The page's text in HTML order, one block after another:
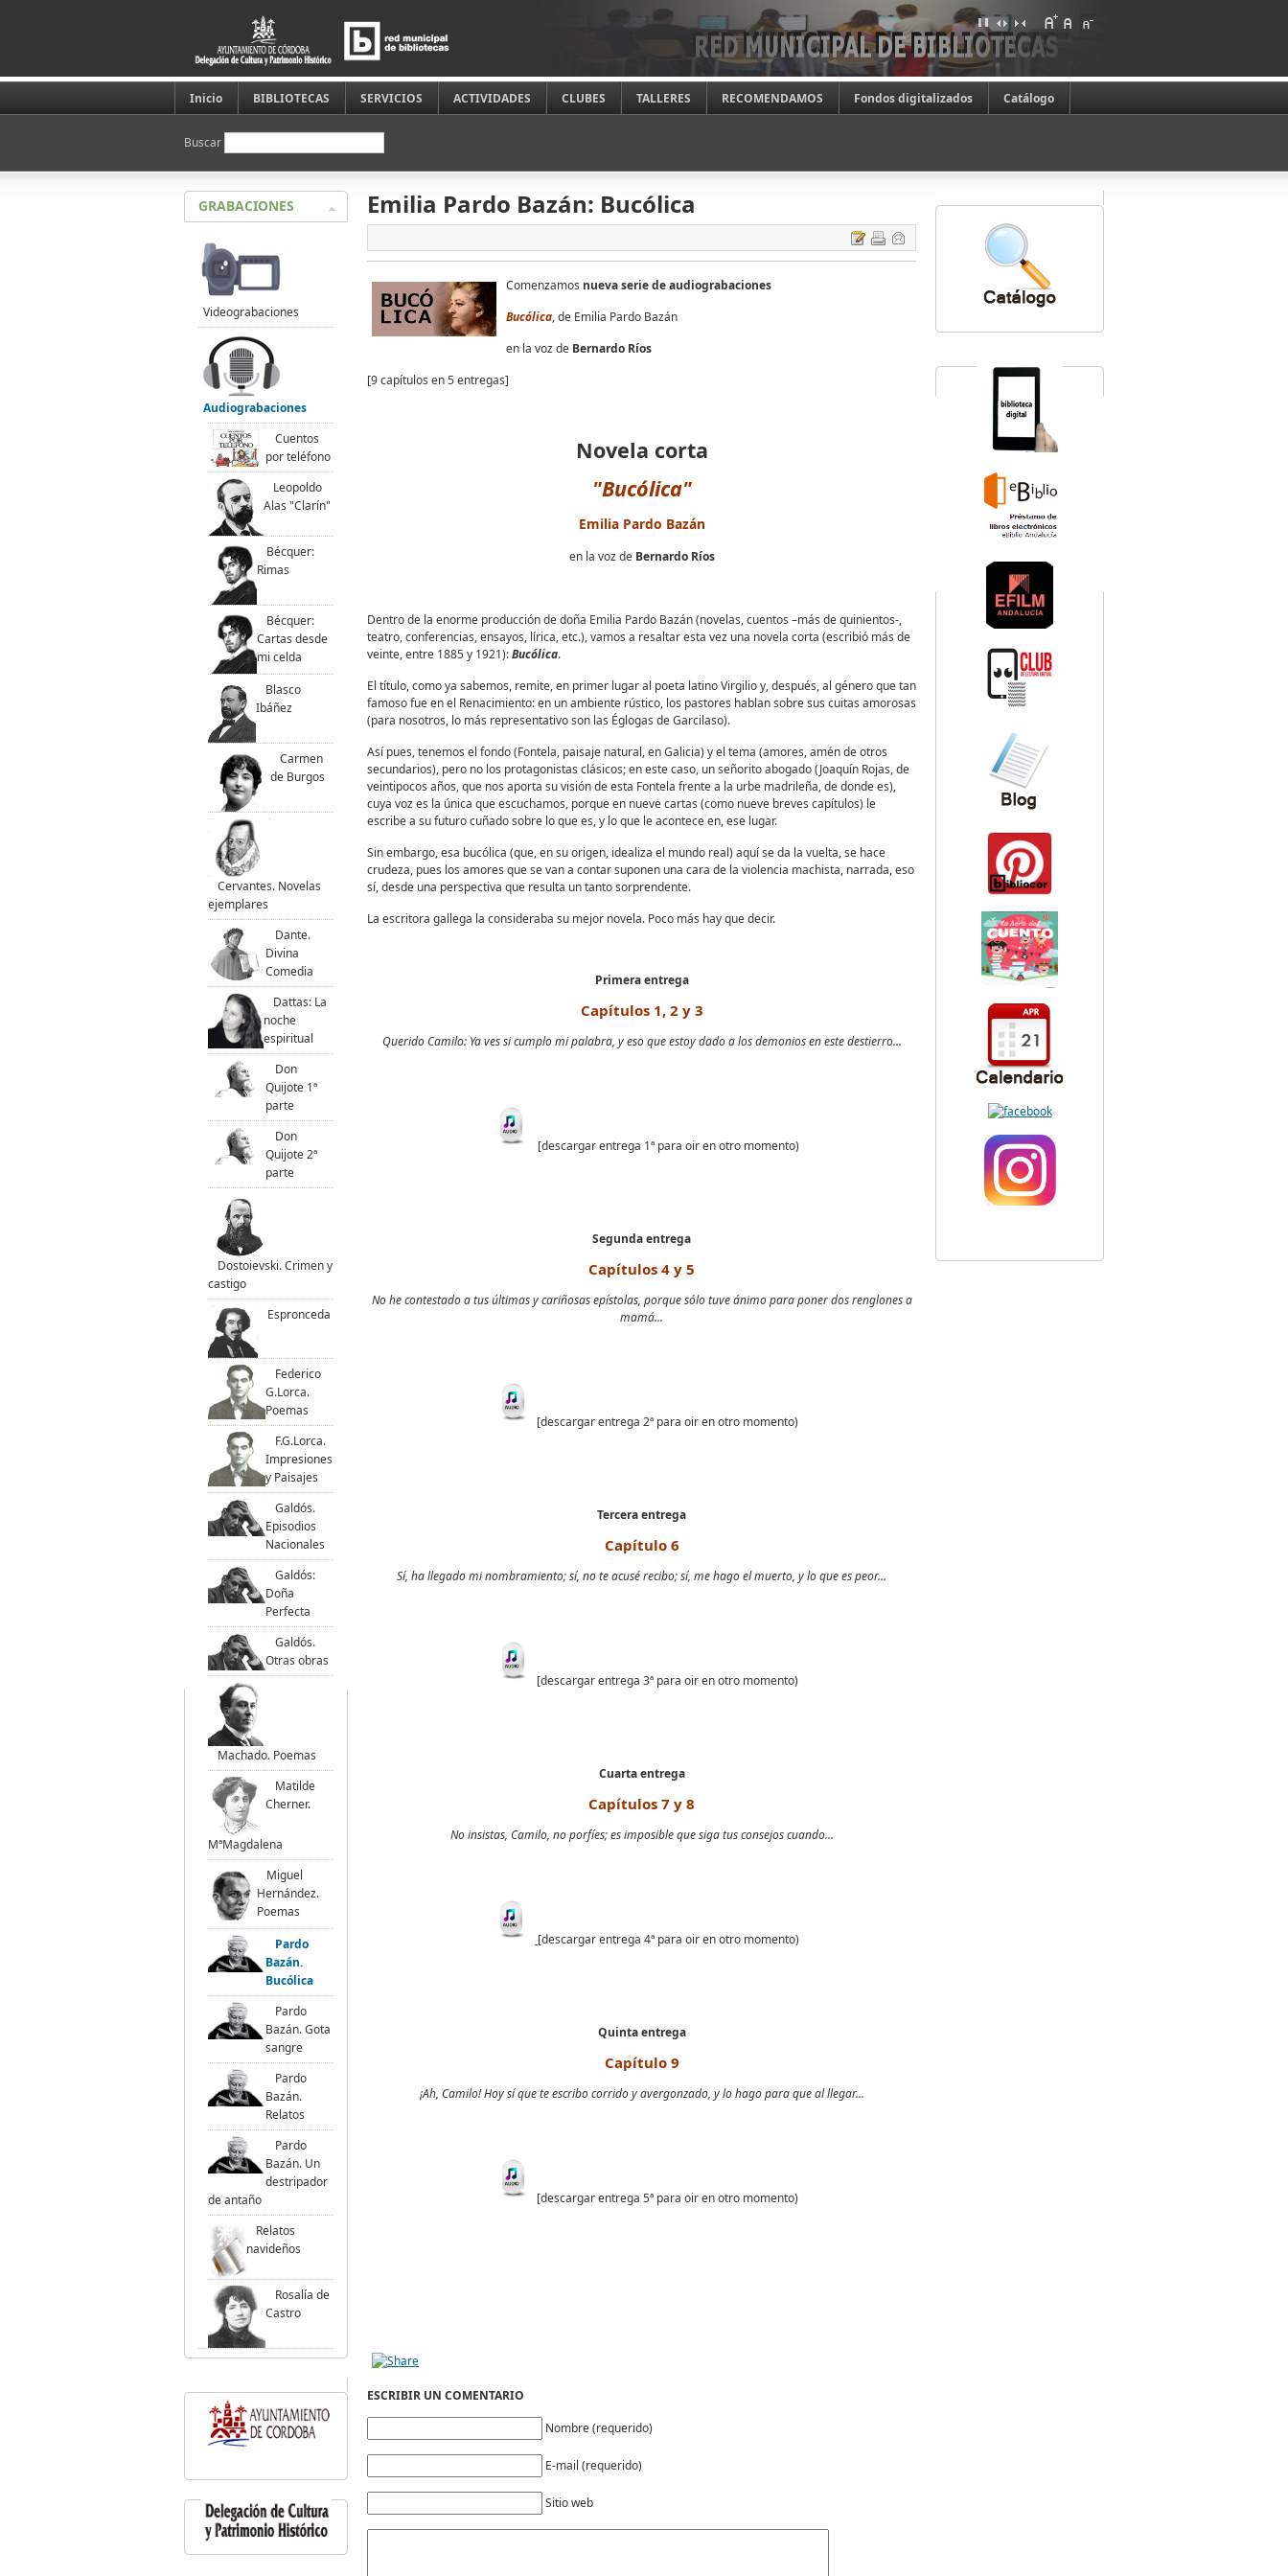
Inicio BIBLIOTECAS SERVICIOS ACTIVIDADES CLUBES TALLERES RECOMENDAMOS Fondos digitalizados Catálogo
Buscar
Emilia Pardo Bazán: Bucólica
Comenzamos nueva serie de audiograbaciones
Bucólica, de Emilia Pardo Bazán
en la voz de Bernardo Ríos
[9 capítulos en 5 entregas]
Novela corta
"Bucólica"
Emilia Pardo Bazán
en la voz deBernardo Ríos
Dentro de la enorme producción de doña Emilia Pardo Bazán (novelas, cuentos –más de quinientos-,
teatro, conferencias, ensayos, lírica, etc.), vamos a resaltar esta vez una novela corta (escribió más de
veinte, entre 1885 y 1921):Bucólica.
El título, como ya sabemos, remite, en primer lugar al poeta latino Virgilio y, después, al género que tan
famoso fue en el Renacimiento: en un ambiente rústico, los pastores hablan sobre sus cuitas amorosas
(para nosotros, lo más representativo son las Églogas de Garcilaso).
Así pues, tenemos el fondo (Fontela, paisaje natural, en Galicia) y el tema (amores, amén de otros
secundarios), pero no los protagonistas clásicos; en este caso, un señorito abogado (Joaquín Rojas, de
veintipocos años, que nos aporta su visión de esta Fontela frente a la urbe madrileña, de donde es),
cuya voz es la única que escuchamos, porque en nueve cartas (como nueve breves capítulos) le
escribe a su futuro cuñado sobre lo que es, y lo que le acontece en, ese lugar.
Sin embargo, esa bucólica (que, en su origen, idealiza el mundo real) aquí se da la vuelta, se hace
crudeza, pues los amores que se van a contar suponen una cara de la violencia machista, narrada, eso
sí, desde una perspectiva que resulta un tanto sorprendente.
La escritora gallega la consideraba su mejor novela. Poco más hay que decir.
Primera entrega
Capítulos 1, 2 y 3
Querido Camilo: Ya ves si cumplo mi palabra, y eso que estoy dado a los demonios en este destierro...
[descargar entrega 1ª para oir en otro momento)
Segunda entrega
Capítulos 4 y 5
No he contestado a tus últimas y cariñosas epístolas, porque sólo tuve ánimo para poner dos renglones a
mamá...
[descargar entrega 2ª para oir en otro momento)
Tercera entrega
Capítulo 6
Sí, ha llegado mi nombramiento; sí, no te acusé recibo; sí, me hago el muerto, y lo que es peor...
[descargar entrega 3ª para oir en otro momento)
Cuarta entrega
Capítulos 7 y 8
No insistas, Camilo, no porfíes; es imposible que siga tus consejos cuando...
[descargar entrega 4ª para oir en otro momento)
Quinta entrega
Capítulo 9
¡Ah, Camilo! Hoy sí que te escribo corrido y avergonzado, y lo hago para que al llegar...
[descargar entrega 5ª para oir en otro momento)
ESCRIBIR UN COMENTARIO
Nombre (requerido)
E-mail (requerido)
Sitio web
GRABACIONES
Videograbaciones
Audiograbaciones
Cuentos
por teléfono
Leopoldo
Alas "Clarín"
Bécquer:
Rimas
Bécquer:
Cartas desde
mi celda
Blasco
Ibáñez
Carmen
de Burgos
Cervantes. Novelas
ejemplares
Dante.
Divina
Comedia
Dattas: La
noche
espiritual
Don
Quijote 1ª
parte
Don
Quijote 2ª
parte
Dostoievski. Crimen y
castigo
Espronceda
Federico
G.Lorca.
Poemas
F.G.Lorca.
Impresiones
y Paisajes
Galdós.
Episodios
Nacionales
Galdós:
Doña
Perfecta
Galdós.
Otras obras
Machado. Poemas
Matilde
Cherner.
MªMagdalena
Miguel
Hernández.
Poemas
Pardo
Bazán.
Bucólica
Pardo
Bazán. Gota
sangre
Pardo
Bazán.
Relatos
Pardo
Bazán. Un
destripador
de antaño
Relatos
navideños
Rosalía de
Castro